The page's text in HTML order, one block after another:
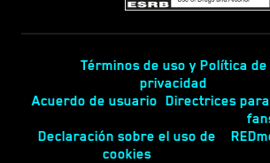
Términos de uso y Política de
privacidad
Acuerdo de usuario Directrices
Declaración sobre el uso de
cookies